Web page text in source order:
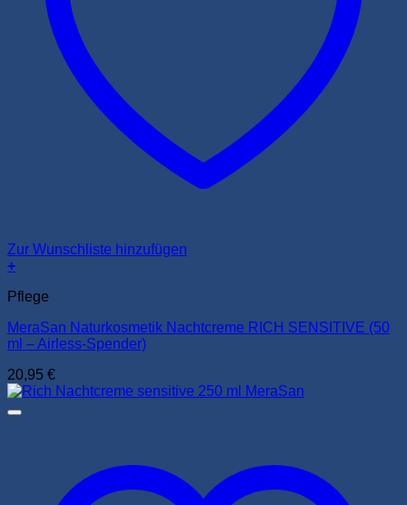
Zur Wunschliste hinzufügen
+
Pflege
MeraSan Naturkosmetik Nachtcreme RICH SENSITIVE (50
ml – Airless-Spender)
20,95 €